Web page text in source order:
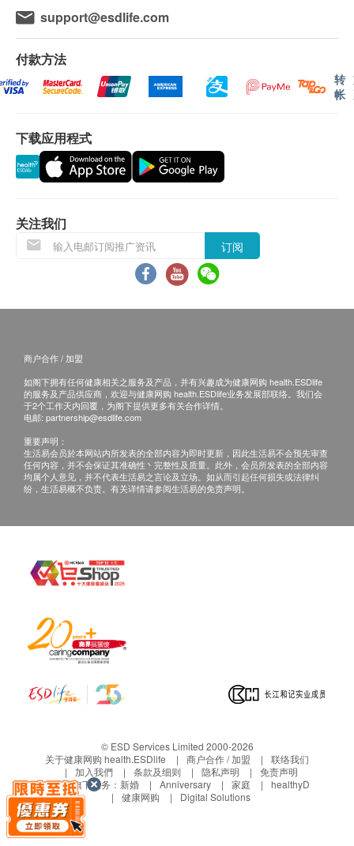
2 基本项目
基本健康评估
生命体征
内科检查
耳鼻喉检查
口腔检查
空腹血糖
肝功能
直接胆红素
谷丙转氨酶
γ-谷氨酰转肽酶
碱性磷酸酶
总蛋白质
白蛋白
球蛋白
白蛋白/球蛋白比值
肌酸酐
尿酸
血液检查
红血球计数
紅血球平均體積
血紅素
红血球平均血红素量
中性粒细胞百份比
中性粒细胞绝对值
二、体检报告领取和讲解
客人可在体检日确认报告语言（可选择繁体中文，
简体中文或英文）。
体检报告会在体检后10个工作日内发送，客户可选
体检报告完成后，嘉会医疗会发送提醒讯息至
嘉会医疗APP提醒客户查看报告 。
预留E-mail，嘉会医疗会在报告完成后发送至
体检报告完成后可预约医生讲解报告，客户可选择
以下渠道：
电话讲解：需至少提前1个工作日预约具体时间
（联络电话：+86 0755-29395000；WeChat:
JIAHUI_SZ），医生会按预约时间主动联络客
JIAHUI_SZ），体检人在约定时间到嘉会医疗
聼医生当面讲解。如预约当面讲解，以下地点
深圳市福田区福华三路168号荣超商会中心2
楼（高铁站- 连城新天地B6出口）。
所有健康检查/服务并非作为医务诊断或治疗用
谘询有认可资格的医生，作出诊断及治疗。
本服务/产品由商户提供。生活易【健康网购
health.ESDlife】并没有经营或提供本服务/产品。
产品而引致的损失、损害、受伤或法律诉讼，健康
查询，须向提供服务之体检中心或商户提出。
support@esdlife.com
付款方法
转
帐
下载应用程式
关注我们
订阅
商户合作 / 加盟
如阁下拥有任何健康相关之服务及产品，并有兴趣成为健康网购 health.ESDlife
的服务及产品供应商，欢迎与健康网购 health.ESDlife业务发展部联络。我们会
于2个工作天内回覆，为阁下提供更多有关合作详情。
电邮: partnership@esdlife.com
重要声明：
生活易会员於本网站内所发表的全部内容为即时更新，因此生活易不会预先审查
任何内容，并不会保证其准确性丶完整性及质量。此外，会员所发表的全部内容
均属个人意见，并不代表生活易之言论及立场。如从而引起任何损失或法律纠
纷，生活易概不负责。有关详情请参阅生活易的免责声明。
© ESD Services Limited 2000-2026
关于健康网购 health.ESDlife
商户合作 / 加盟
联络我们
加入我們
条款及细则 隐私声明
免责声明
生活易旗下业务： 新婚 Anniversary 家庭
healthyD
健康网购
Digital Solutions